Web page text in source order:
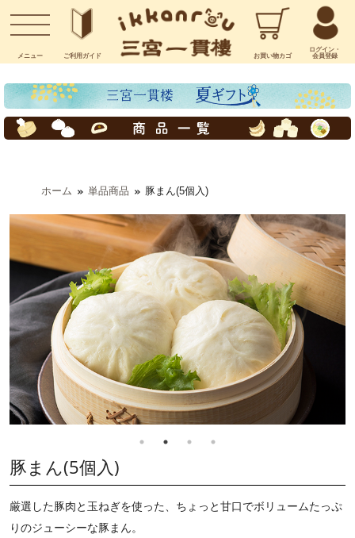
メニュー ご利用 ガイド お買い物カゴ
ログイン・
会員登録
お問い合わせ
ホーム 単品商品 豚まん(5個入)
豚まん(5個入)
厳選した豚肉と玉ねぎを使った、ちょっと甘口でボリュームたっぷ
りのジューシーな豚まん。